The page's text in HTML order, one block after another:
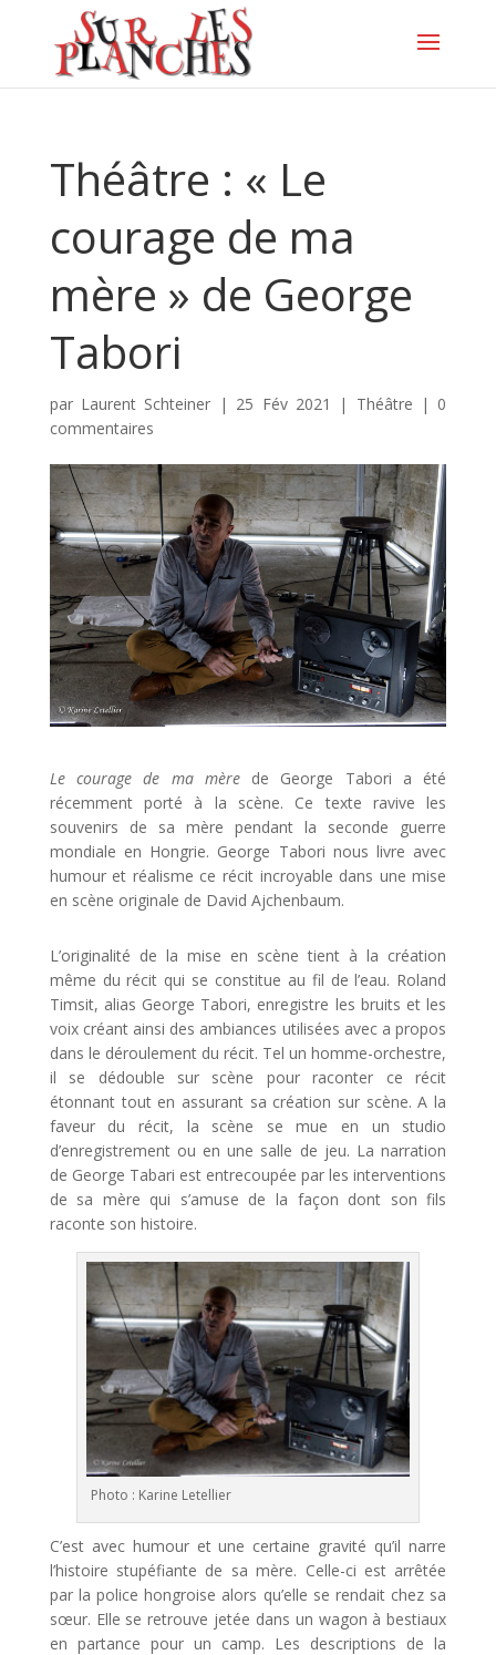
Théâtre : « Le
courage de ma
mère » de George
Tabori
par Laurent Schteiner | 25 Fév 2021 | Théâtre | 0
commentaires
Le courage de ma mèrede George Tabori a été
récemment porté à la scène. Ce texte ravive les
souvenirs de sa mère pendant la seconde guerre
mondiale en Hongrie. George Tabori nous livre avec
humour et réalisme ce récit incroyable dans une mise
en scène originale de David Ajchenbaum.
L’originalité de la mise en scène tient à la création
même du récit qui se constitue au fil de l’eau. Roland
Timsit, alias George Tabori, enregistre les bruits et les
voix créant ainsi des ambiances utilisées avec a propos
dans le déroulement du récit. Tel un homme-orchestre,
il se dédouble sur scène pour raconter ce récit
étonnant tout en assurant sa création sur scène. A la
faveur du récit, la scène se mue en un studio
d’enregistrement ou en une salle de jeu. La narration
de George Tabari est entrecoupée par les interventions
de sa mère qui s’amuse de la façon dont son fils
raconte son histoire.
Photo : Karine Letellier
C’est avec humour et une certaine gravité qu’il narre
l’histoire stupéfiante de sa mère. Celle-ci est arrêtée
par la police hongroise alors qu’elle se rendait chez sa
sœur. Elle se retrouve jetée dans un wagon à bestiaux
en partance pour un camp. Les descriptions de la